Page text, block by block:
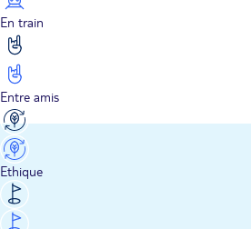
En train
Entre amis
Ethique